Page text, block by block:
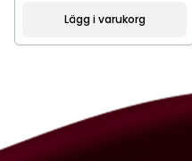
Lägg i varukorg